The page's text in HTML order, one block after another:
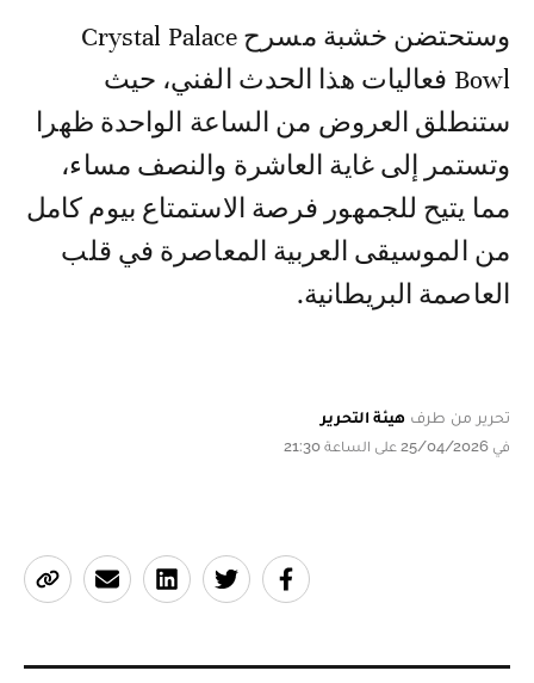
وستحتضن خشبة مسرح Crystal Palace
Bowl فعاليات هذا الحدث الفني، حيث
ستنطلق العروض من الساعة الواحدة ظهرا
وتستمر إلى غاية العاشرة والنصف مساء،
مما يتيح للجمهور فرصة الاستمتاع بيوم كامل
من الموسيقى العربية المعاصرة في قلب
العاصمة البريطانية.
تحرير من طرف هيئة التحرير
في 25/04/2026 على الساعة 21:30